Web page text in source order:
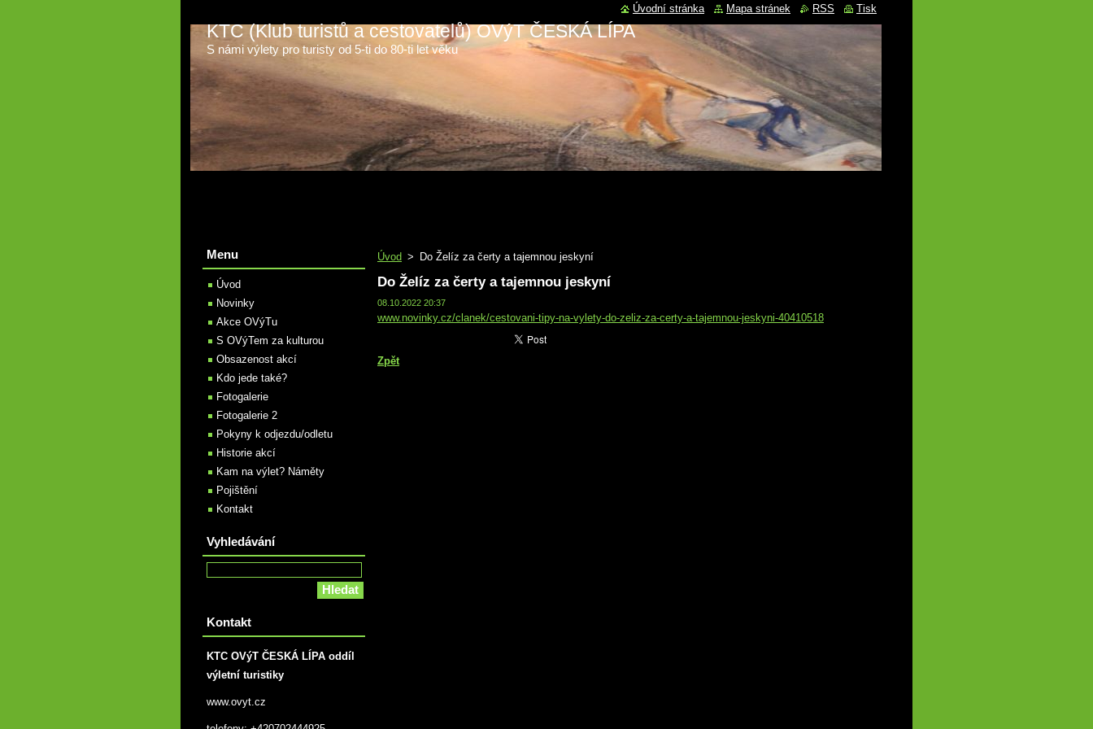
KTC (Klub turistů a cestovatelů) OVýT ČESKÁ LÍPA
S námi výlety pro turisty od 5-ti do 80-ti let věku
Úvod > Do Želíz za čerty a tajemnou jeskyní
Do Želíz za čerty a tajemnou jeskyní
08.10.2022 20:37
www.novinky.cz/clanek/cestovani-tipy-na-vylety-do-zeliz-za-certy-a-tajemnou-jeskyni-40410518
Zpět
Menu
Úvod
Novinky
Akce OVýTu
S OVýTem za kulturou
Obsazenost akcí
Kdo jede také?
Fotogalerie
Fotogalerie 2
Pokyny k odjezdu/odletu
Historie akcí
Kam na výlet? Náměty
Pojištění
Kontakt
Vyhledávání
Kontakt
KTC OVýT ČESKÁ LÍPA oddíl
výletní turistiky
www.ovyt.cz
Úvodní stránka Mapa stránek RSS Tisk